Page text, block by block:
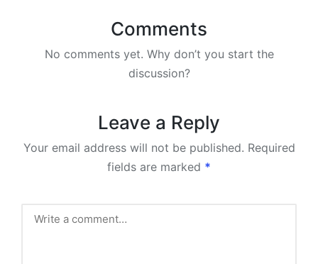
Comments
No comments yet. Why don’t you start the
discussion?
Leave a Reply
Your email address will not be published. Required
fields are marked *